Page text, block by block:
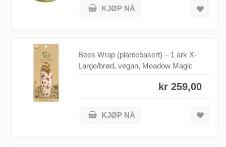
KJØP NÅ
Bees Wrap (plantebasert) – 1 ark X-
Large/brød, vegan, Meadow Magic
kr 259,00
KJØP NÅ